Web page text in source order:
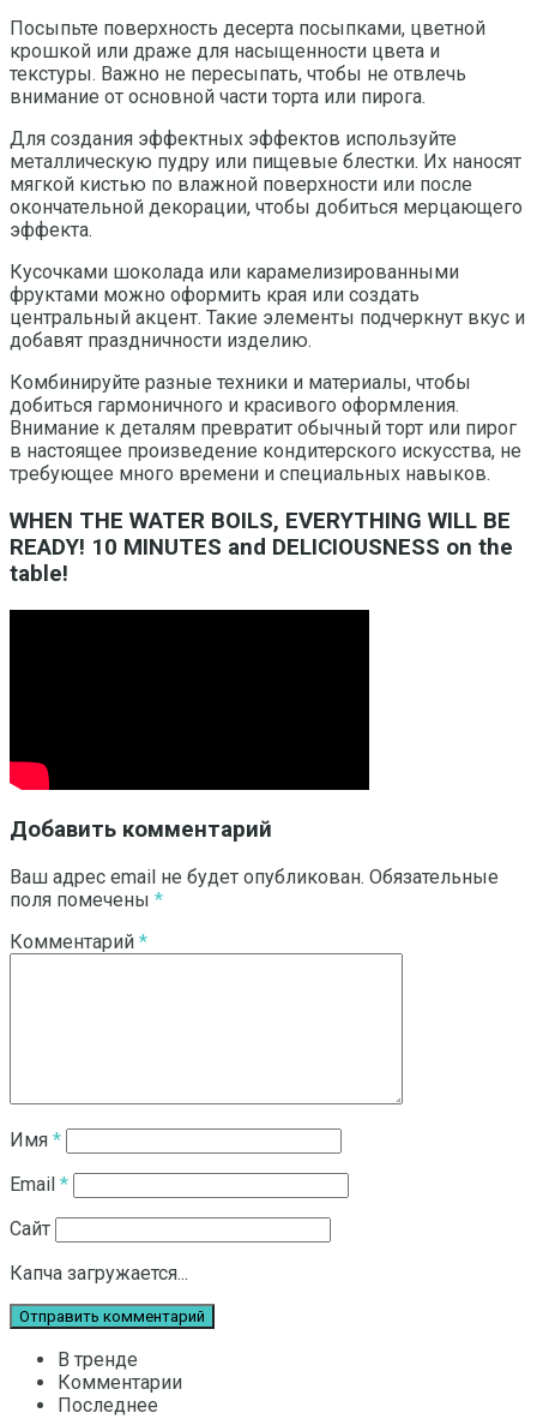
Посыпьте поверхность десерта посыпками, цветной
крошкой или драже для насыщенности цвета и
текстуры. Важно не пересыпать, чтобы не отвлечь
внимание от основной части торта или пирога.
Для создания эффектных эффектов используйте
металлическую пудру или пищевые блестки. Их наносят
мягкой кистью по влажной поверхности или после
окончательной декорации, чтобы добиться мерцающего
эффекта.
Кусочками шоколада или карамелизированными
фруктами можно оформить края или создать
центральный акцент. Такие элементы подчеркнут вкус и
добавят праздничности изделию.
Комбинируйте разные техники и материалы, чтобы
добиться гармоничного и красивого оформления.
Внимание к деталям превратит обычный торт или пирог
в настоящее произведение кондитерского искусства, не
требующее много времени и специальных навыков.
WHEN THE WATER BOILS, EVERYTHING WILL BE
READY! 10 MINUTES and DELICIOUSNESS on the
table!
Добавить комментарий
Ваш адрес email не будет опубликован. Обязательные
поля помечены *
Комментарий *
Имя *
Email *
Сайт
Капча загружается...
В тренде
Комментарии
Последнее